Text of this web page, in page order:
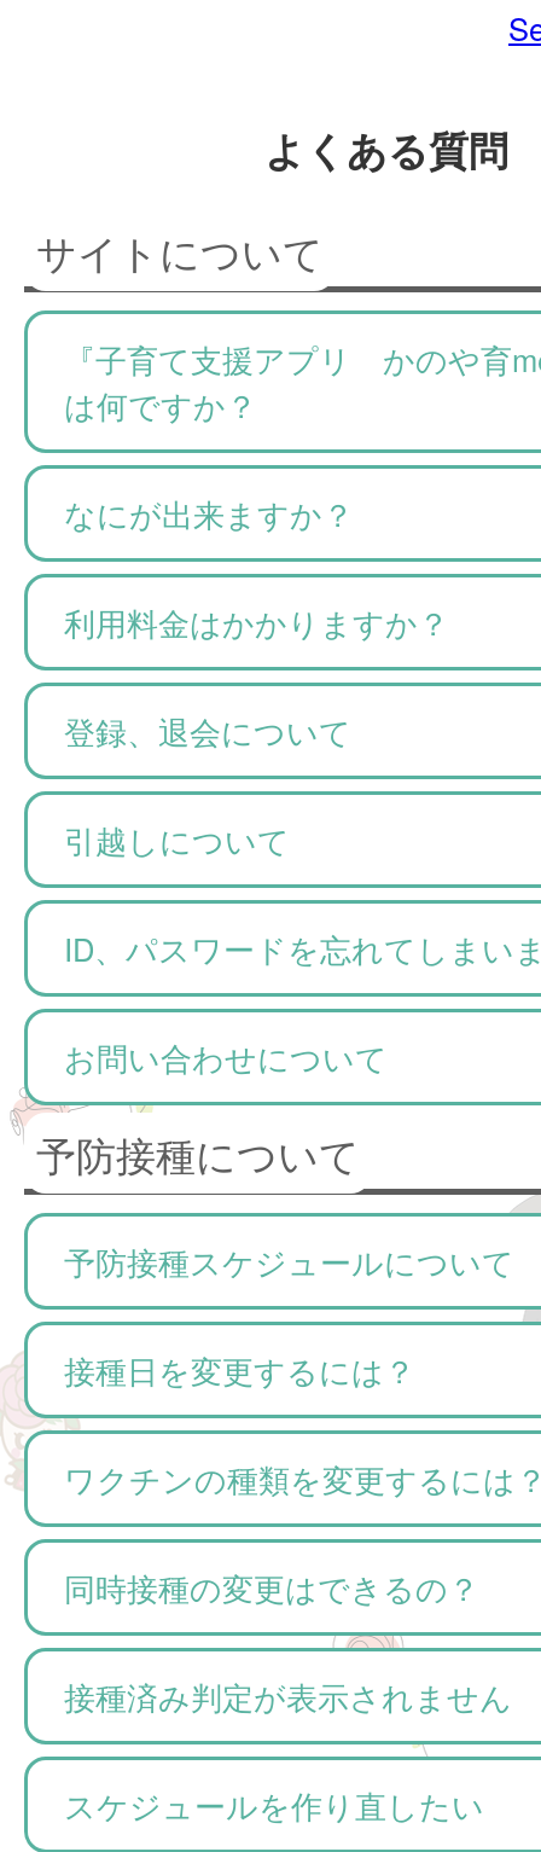
よくある質問
サイトについて
『子育て支援アプリ かのや育
は何ですか？
なにが出来ますか？
利用料金はかかりますか？
登録、退会について
引越しについて
ID、パスワードを忘れてしまい
お問い合わせについて
予防接種について
予防接種スケジュールについて
接種日を変更するには？
ワクチンの種類を変更するには
同時接種の変更はできるの？
接種済み判定が表示されません
スケジュールを作り直したい